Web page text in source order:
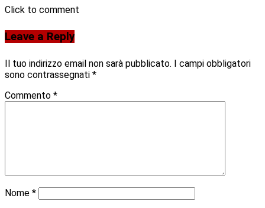
Click to comment
Leave a Reply
Il tuo indirizzo email non sarà pubblicato. I campi obbligatori
sono contrassegnati *
Commento *
Nome *